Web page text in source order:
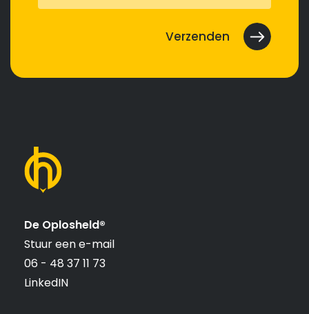
De Oplosheld®
Stuur een e-mail
06 - 48 37 11 73
LinkedIN